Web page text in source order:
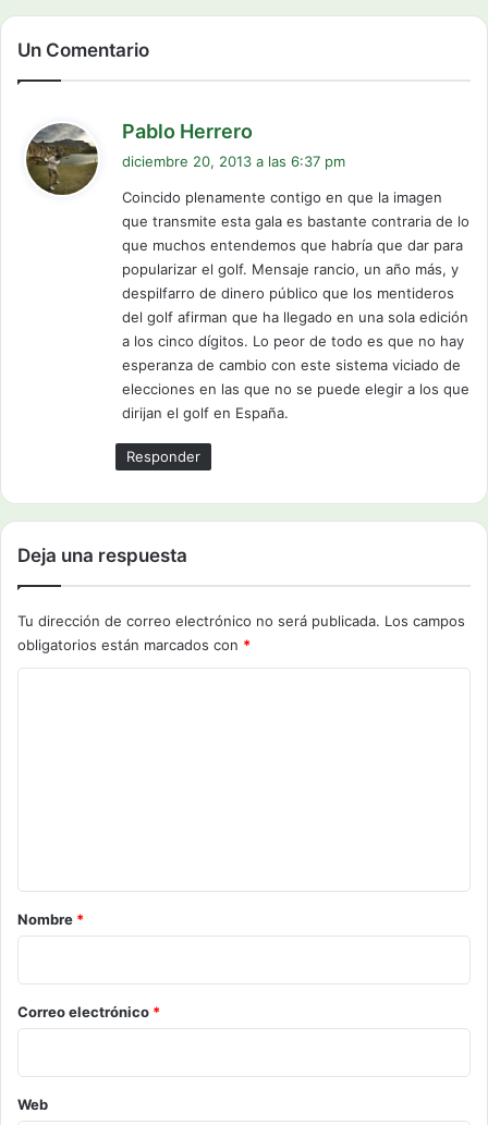
Un Comentario
Pablo Herrero
e
:
diciembre 20, 2013 a las 6:37 pm
Coincido plenamente contigo en que la imagen
que transmite esta gala es bastante contraria de lo
que muchos entendemos que habría que dar para
popularizar el golf. Mensaje rancio, un año más, y
despilfarro de dinero público que los mentideros
del golf afirman que ha llegado en una sola edición
a los cinco dígitos. Lo peor de todo es que no hay
esperanza de cambio con este sistema viciado de
elecciones en las que no se puede elegir a los que
dirijan el golf en España.
Responder
Deja una respuesta
Tu dirección de correo electrónico no será publicada. Los campos
obligatorios están marcados con *
r
o
*
Nombre *
Correo electrónico *
Web